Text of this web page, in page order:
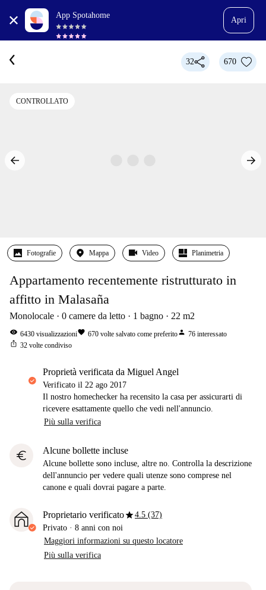
App Spotahome
Apri
32 670
CONTROLLATO
Fotografie Mappa Video Planimetria
Appartamento recentemente ristrutturato in
affitto in Malasaña
Monolocale 0 camere da letto 1 bagno 22 m2
visibility 6430 visualizzazionifavorite 670 volte salvato come preferitoperson 76 interessato
ios_share 32 volte condiviso
proprietà verificata da Miguel Angel
Verificato il 22 ago 2017
Il nostro homechecker ha recensito la casa per assicurarti di
ricevere esattamente quello che vedi nell'annuncio.
Più sulla verifica
euro Alcune bollette incluse
Alcune bollette sono incluse, altre no. Controlla la descrizione
dell'annuncio per vedere quali utenze sono comprese nel
canone e quali dovrai pagare a parte.
Proprietario verificatostar4.5 (37)
Privato · 8 anni con noi
Maggiori informazioni su questo locatore
Più sulla verifica